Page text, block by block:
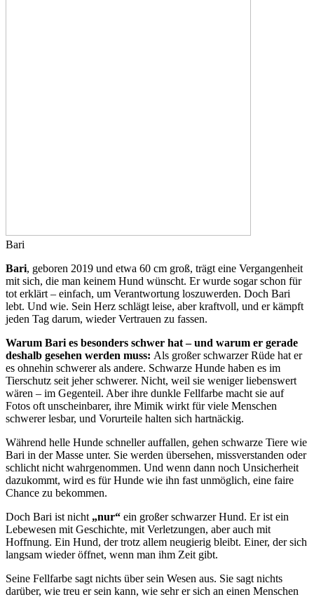
Bari
Bari, geboren 2019 und etwa 60 cm groß, trägt eine Vergangenheit
mit sich, die man keinem Hund wünscht. Er wurde sogar schon für
tot erklärt – einfach, um Verantwortung loszuwerden. Doch Bari
lebt. Und wie. Sein Herz schlägt leise, aber kraftvoll, und er kämpft
jeden Tag darum, wieder Vertrauen zu fassen.
Warum Bari es besonders schwer hat – und warum er gerade
deshalb gesehen werden muss: Als großer schwarzer Rüde hat er
es ohnehin schwerer als andere. Schwarze Hunde haben es im
Tierschutz seit jeher schwerer. Nicht, weil sie weniger liebenswert
wären – im Gegenteil. Aber ihre dunkle Fellfarbe macht sie auf
Fotos oft unscheinbarer, ihre Mimik wirkt für viele Menschen
schwerer lesbar, und Vorurteile halten sich hartnäckig.
Während helle Hunde schneller auffallen, gehen schwarze Tiere wie
Bari in der Masse unter. Sie werden übersehen, missverstanden oder
schlicht nicht wahrgenommen. Und wenn dann noch Unsicherheit
dazukommt, wird es für Hunde wie ihn fast unmöglich, eine faire
Chance zu bekommen.
Doch Bari ist nicht „nur“ ein großer schwarzer Hund. Er ist ein
Lebewesen mit Geschichte, mit Verletzungen, aber auch mit
Hoffnung. Ein Hund, der trotz allem neugierig bleibt. Einer, der sich
langsam wieder öffnet, wenn man ihm Zeit gibt.
Seine Fellfarbe sagt nichts über sein Wesen aus. Sie sagt nichts
darüber, wie treu er sein kann, wie sehr er sich an einen Menschen